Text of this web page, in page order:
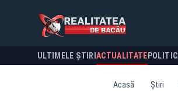
ULTIMELE ȘTIRI ACTUALITATE
Acasă Știri